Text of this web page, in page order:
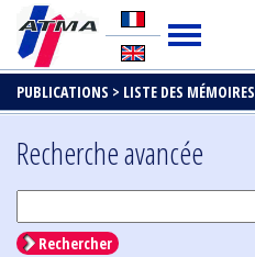
PUBLICATIONS > LISTE DES MÉMOIRES
Recherche avancée
Rechercher